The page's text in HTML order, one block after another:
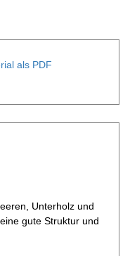
als PDF
Unterholz und
gute Struktur und